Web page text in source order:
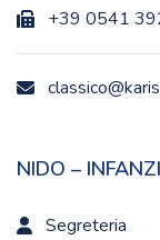
+39 0541
NIDO –
Segreteria